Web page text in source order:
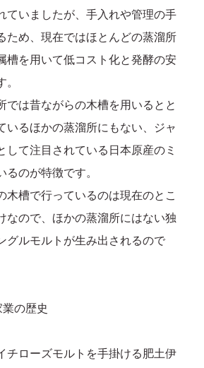
ていましたが、手入れや管理の手
ため、現在ではほとんどの蒸溜所
槽を用いて低コスト化と発酵の安
では昔ながらの木槽を用いるとと
いるほかの蒸溜所にもない、ジャ
して注目されている日本原産のミ
のが特徴です。
木槽で行っているのは現在のとこ
なので、ほかの蒸溜所にはない独
グルモルトが生み出されるので
の歴史
チローズモルトを手掛ける肥土伊